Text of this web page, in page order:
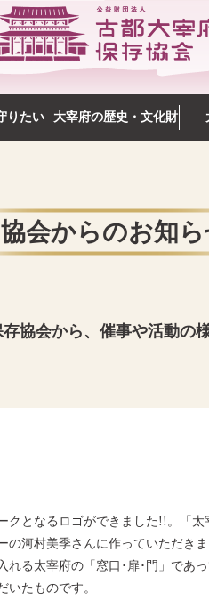
りたい 大宰府の歴史・文化財
協会からのお知
存協会から、催事や活動の
となるロゴができました!!。「太
河村美季さんに作っていただきま
る太宰府の「窓口･扉･門」であ
たものです。